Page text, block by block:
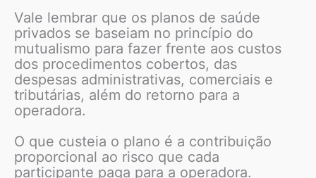
Vale lembrar que os planos de saúde
privados se baseiam no princípio do
mutualismo para fazer frente aos custos
dos procedimentos cobertos, das
despesas administrativas, comerciais e
tributárias, além do retorno para a
operadora.
O que custeia o plano é a contribuição
proporcional ao risco que cada
participante paga para a operadora.